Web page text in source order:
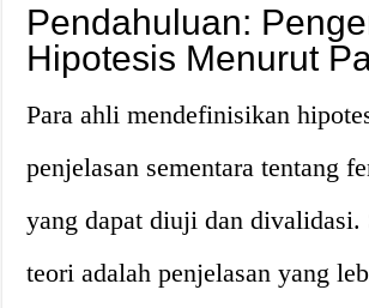
Pendahuluan:
Hipotesis Menurut
Para ahli mendefinisikan
penjelasan sementara tentang
yang dapat diuji dan divalidasi.
teori adalah penjelasan yang